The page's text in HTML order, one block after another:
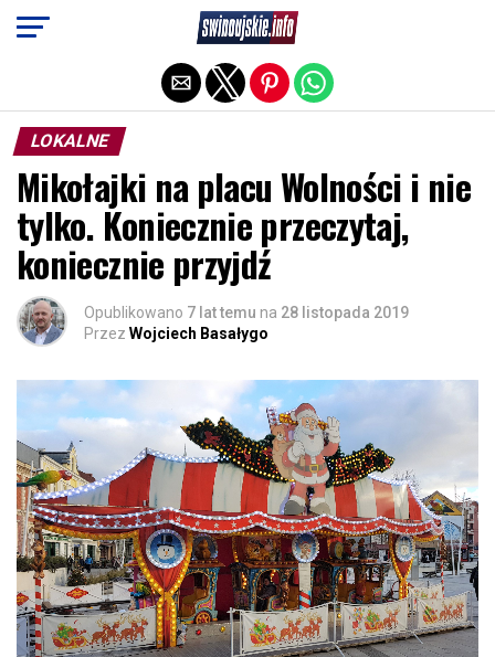
LOKALNE
Mikołajki na placu Wolności i nie
tylko. Koniecznie przeczytaj,
koniecznie przyjdź
Opublikowano 7 lat temu na 28 listopada 2019
Przez Wojciech Basałygo
Exit mobile version